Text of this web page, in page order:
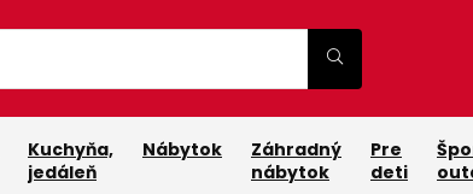
Kuchyňa,
jedáleň
Nábytok
Záhradný
nábytok
Pre
deti